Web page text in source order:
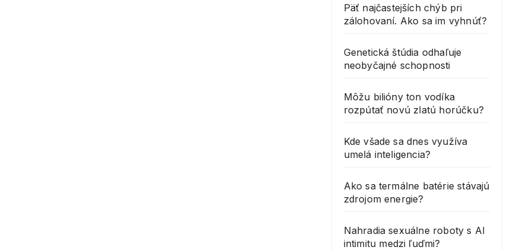
Päť najčastejších chýb pri
zálohovaní. Ako sa im vyhnúť?
Genetická štúdia odhaľuje
neobyčajné schopnosti
Môžu bilióny ton vodíka
rozpútať novú zlatú horúčku?
Kde všade sa dnes využíva
umelá inteligencia?
Ako sa termálne batérie stávajú
zdrojom energie?
Nahradia sexuálne roboty s AI
intimitu medzi ľuďmi?